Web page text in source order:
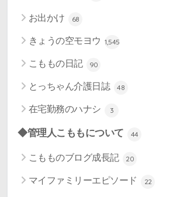
お出かけ 68
きょうの空モヨウ 1,545
こももの日記 90
とっちゃん介護日誌 48
在宅勤務のハナシ 3
◆管理人こももについて 44
こもものブログ成長記 20
マイファミリーエピソード 22